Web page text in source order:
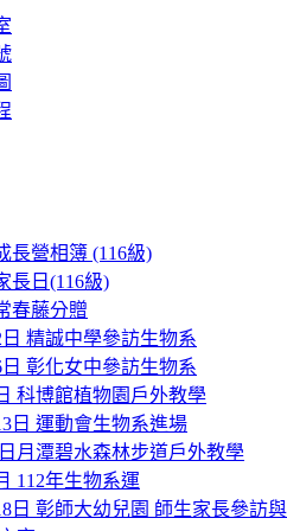
長營相簿 (116級)
長日(116級)
春藤分贈
日 精誠中學參訪生物系
日 彰化女中參訪生物系
科博館植物園戶外教學
日 運動會生物系進場
日月潭碧水森林步道戶外教學
112年生物系運
日 彰師大幼兒園 師生家長參訪